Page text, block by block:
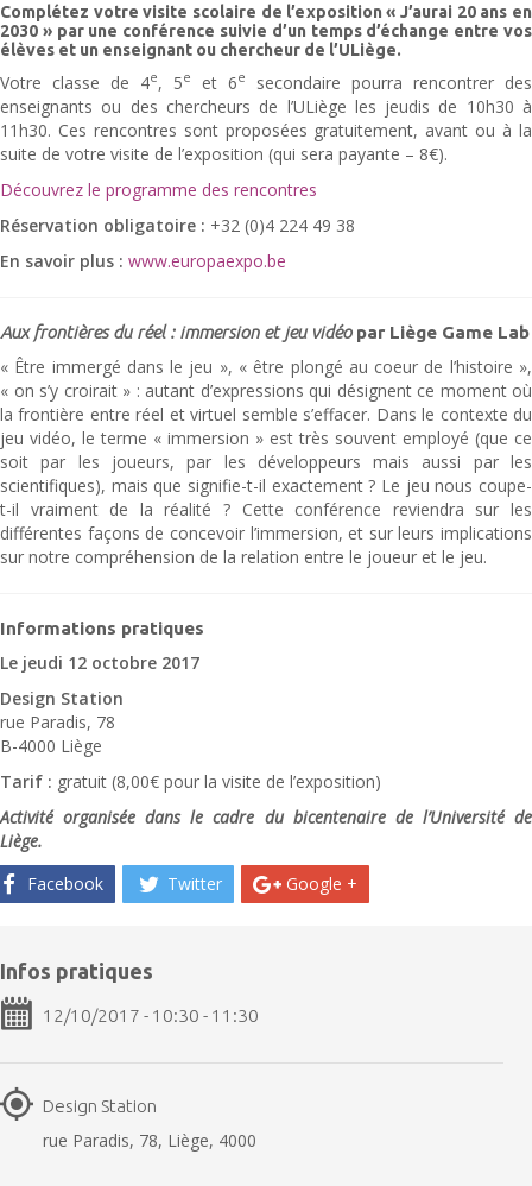
Complétez votre visite scolaire de l’exposition « J’aurai 20 ans en
2030 » par une conférence suivie d’un temps d’échange entre vos
élèves et un enseignant ou chercheur de l’ULiège.
Votre classe de 4e, 5e et 6e
secondaire pourra rencontrer des
enseignants ou des chercheurs de l’ULiège les jeudis de 10h30 à
11h30. Ces rencontres sont proposées gratuitement, avant ou à la
suite de votre visite de l’exposition (qui sera payante – 8€).
Découvrez le programme des rencontres
Réservation obligatoire : +32 (0)4 224 49 38
En savoir plus : www.europaexpo.be
Aux frontières du réel : immersion et jeu vidéopar Liège Game Lab
« Être immergé dans le jeu », « être plongé au coeur de l’histoire »,
« on s’y croirait » : autant d’expressions qui désignent ce moment où
la frontière entre réel et virtuel semble s’effacer. Dans le contexte du
jeu vidéo, le terme « immersion » est très souvent employé (que ce
soit par les joueurs, par les développeurs mais aussi par les
scientifiques), mais que signifie-t-il exactement ? Le jeu nous coupe-
t-il vraiment de la réalité ? Cette conférence reviendra sur les
différentes façons de concevoir l’immersion, et sur leurs implications
sur notre compréhension de la relation entre le joueur et le jeu.
Informations pratiques
Le jeudi 12 octobre 2017
Design Station
rue Paradis, 78
B-4000 Liège
Tarif : gratuit (8,00€ pour la visite de l’exposition)
Activité organisée dans le cadre du bicentenaire de l’Université de
Liège.
Facebook
Twitter Google +
Infos pratiques
12/10/2017 - 10:30 - 11:30
Design Station
rue Paradis, 78, Liège, 4000